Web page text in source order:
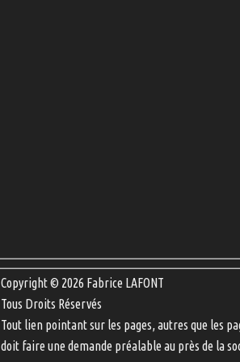
Copyright © 2026 Fabrice LAFONT
Tous Droits Réservés
Tout lien pointant sur les pages, autres que les
doit faire une demande préalable au près de la